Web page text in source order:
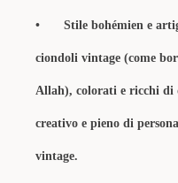
• Stile bohémien e
ciondoli vintage (come
Allah), colorati e ricchi di
creativo e pieno di
vintage.